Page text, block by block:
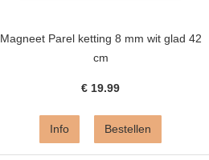
Magneet Parel ketting 8 mm wit glad 42
cm
€ 19.99